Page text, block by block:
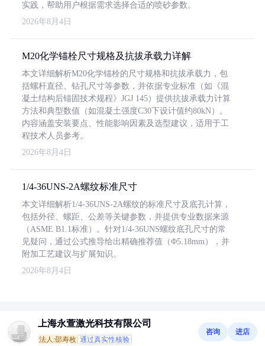
实践，帮助用户根据需求选择合适的喷砂参数。
2026年8月4日
M20化学锚栓尺寸规格及抗拔承载力详解
本文详细解析M20化学锚栓的尺寸规格和抗拔承载力，包
括螺杆直径、钻孔尺寸等参数，并依据专业标准（如《混
凝土结构后锚固技术规程》JGJ 145）提供抗拔承载力计算
方法和典型数值（如混凝土强度C30下设计值约80kN）。
内容涵盖安装要点、性能影响因素及选型建议，适用于工
程技术人员参考。
2026年8月4日
1/4-36UNS-2A螺纹标准尺寸
本文详细解析1/4-36UNS-2A螺纹的标准尺寸及底孔计算，
包括外径、螺距、公差等关键参数，并提供专业数据来源
（ASME B1.1标准）。针对1/4-36UNS螺纹底孔尺寸的常
见疑问，通过公式推导给出精确推荐值（Φ5.18mm），并
附加工艺建议与扩展知识。
2026年8月4日
上海永萱激光科技有限公司
法人:邵寿枚 通过真实性核验
咨询 进店